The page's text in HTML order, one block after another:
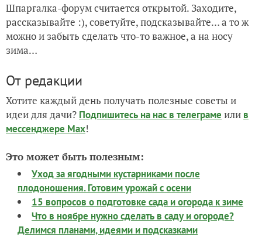
Шпаргалка-форум считается открытой. Заходите,
рассказывайте :), советуйте, подсказывайте… а то ж
можно и забыть сделать что-то важное, а на носу
зима…
От редакции
Хотите каждый день получать полезные советы и
идеи для дачи? Подпишитесь на нас в телеграме или в
мессенджере Max!
Это может быть полезным:
Уход за ягодными кустарниками после
плодоношения. Готовим урожай с осени
15 вопросов о подготовке сада и огорода к зиме
Что в ноябре нужно сделать в саду и огороде?
Делимся планами, идеями и подсказками